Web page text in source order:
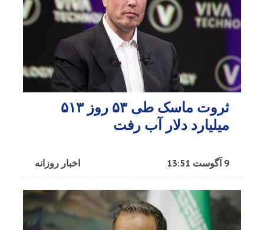
ثروت ماسک طی ۵۳ روز ۵۱۳
میلیارد دلار آب رفت
اخبار روزانه 9 آگوست 13:51